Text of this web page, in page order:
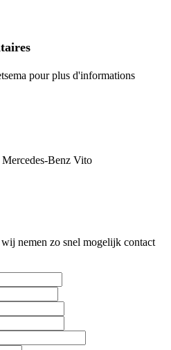
pour plus d'informations
Mercedes-Benz Vito
nemen zo snel mogelijk contact